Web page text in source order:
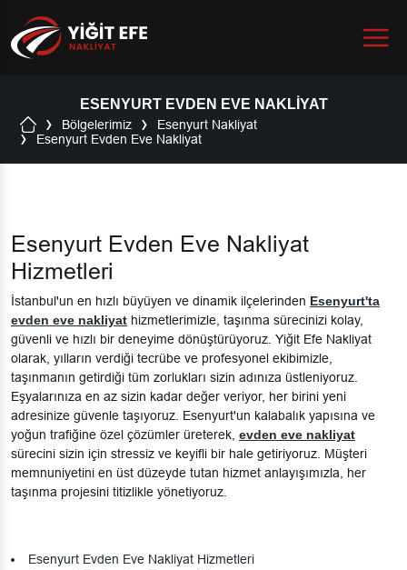
Menu
ESENYURT EVDEN EVE NAKLIYAT
Bölgelerimiz
Esenyurt Nakliyat
Esenyurt Evden Eve Nakliyat
Esenyurt Evden Eve Nakliyat
Hizmetleri
İstanbul'un en hızlı büyüyen ve dinamik ilçelerinden Esenyurt'ta
evden eve nakliyat hizmetlerimizle, taşınma sürecinizi kolay,
güvenli ve hızlı bir deneyime dönüştürüyoruz. Yiğit Efe Nakliyat
olarak, yılların verdiği tecrübe ve profesyonel ekibimizle,
taşınmanın getirdiği tüm zorlukları sizin adınıza üstleniyoruz.
Eşyalarınıza en az sizin kadar değer veriyor, her birini yeni
adresinize güvenle taşıyoruz. Esenyurt'un kalabalık yapısına ve
yoğun trafiğine özel çözümler üreterek, evden eve nakliyat
sürecini sizin için stressiz ve keyifli bir hale getiriyoruz. Müşteri
memnuniyetini en üst düzeyde tutan hizmet anlayışımızla, her
taşınma projesini titizlikle yönetiyoruz.
Esenyurt Evden Eve Nakliyat Hizmetleri